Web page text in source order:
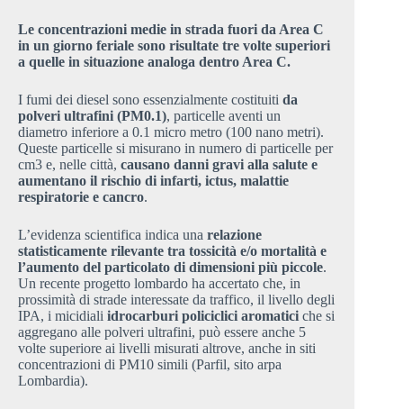
Le concentrazioni medie in strada fuori da Area C
in un giorno feriale sono risultate tre volte superiori
a quelle in situazione analoga dentro Area C.
I fumi dei diesel sono essenzialmente costituiti da
polveri ultrafini (PM0.1), particelle aventi un
diametro inferiore a 0.1 micro metro (100 nano metri).
Queste particelle si misurano in numero di particelle per
cm3 e, nelle città, causano danni gravi alla salute e
aumentano il rischio di infarti, ictus, malattie
respiratorie e cancro.
L’evidenza scientifica indica una relazione
statisticamente rilevante tra tossicità e/o mortalità e
l’aumento del particolato di dimensioni più piccole.
Un recente progetto lombardo ha accertato che, in
prossimità di strade interessate da traffico, il livello degli
IPA, i micidiali idrocarburi policiclici aromatici che si
aggregano alle polveri ultrafini, può essere anche 5
volte superiore ai livelli misurati altrove, anche in siti
concentrazioni di PM10 simili (Parfil, sito arpa
Lombardia).